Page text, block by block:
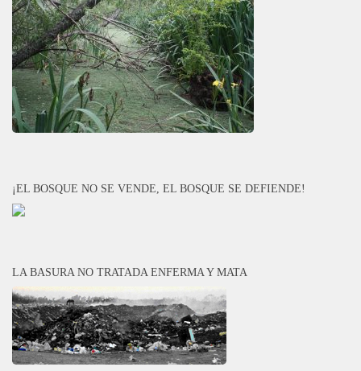
¡EL BOSQUE NO SE VENDE, EL BOSQUE SE DEFIENDE!
LA BASURA NO TRATADA ENFERMA Y MATA